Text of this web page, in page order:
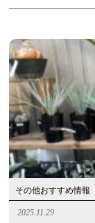
その他おすすめ情報
2025.11.29